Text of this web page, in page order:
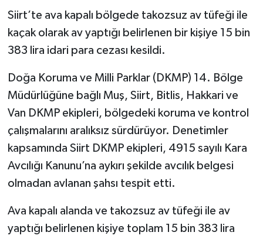
Siirt’te ava kapalı bölgede takozsuz av tüfeği ile
kaçak olarak av yaptığı belirlenen bir kişiye 15 bin
383 lira idari para cezası kesildi.
Doğa Koruma ve Milli Parklar (DKMP) 14. Bölge
Müdürlüğüne bağlı Muş, Siirt, Bitlis, Hakkari ve
Van DKMP ekipleri, bölgedeki koruma ve kontrol
çalışmalarını aralıksız sürdürüyor. Denetimler
kapsamında Siirt DKMP ekipleri, 4915 sayılı Kara
Avcılığı Kanunu’na aykırı şekilde avcılık belgesi
olmadan avlanan şahsı tespit etti.
Ava kapalı alanda ve takozsuz av tüfeği ile av
yaptığı belirlenen kişiye toplam 15 bin 383 lira